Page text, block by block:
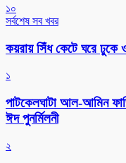
১০
সর্বশেষ সব খবর
কয়রায় সিঁধ কেটে ঘরে ঢুকে
১
পাটকেলঘাটা আল-আমিন
ঈদ পুনর্মিলনী
২